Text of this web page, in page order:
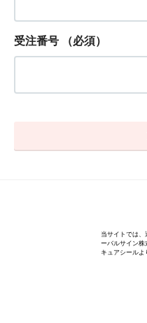
受注番号 （必須）
当サイトでは
ーバルサイン株
キュアシールよ